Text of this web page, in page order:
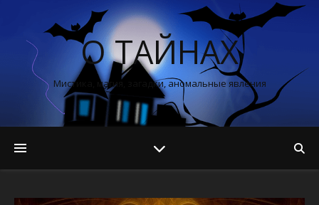
О ТАЙНАХ
Мистика, магия, загадки, аномальные явления